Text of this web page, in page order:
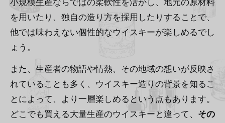
を用いたり、独自の造り方を採用したりすることで、
他では味わえない個性的なウイスキーが楽しめるでし
ょう。
また、生産者の物語や情熱、その地域の想いが反映さ
れていることも多く、ウイスキー造りの背景を知るこ
とによって、より一層楽しめるという点もあります。
どこでも買える大量生産のウイスキーと違って、 その